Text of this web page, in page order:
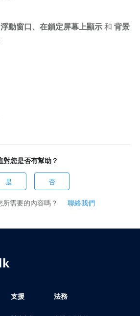
動窗口、在鎖定屏幕上顯示 和 背景
對您是否有幫助？
是 否
所需要的內容嗎？ 聯絡我們
支援 法務